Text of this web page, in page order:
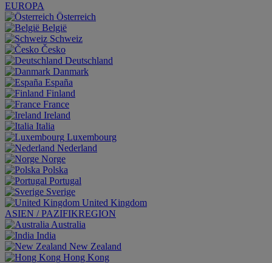
EUROPA
Österreich
België
Schweiz
Česko
Deutschland
Danmark
España
Finland
France
Ireland
Italia
Luxembourg
Nederland
Norge
Polska
Portugal
Sverige
United Kingdom
ASIEN / PAZIFIKREGION
Australia
India
New Zealand
Hong Kong